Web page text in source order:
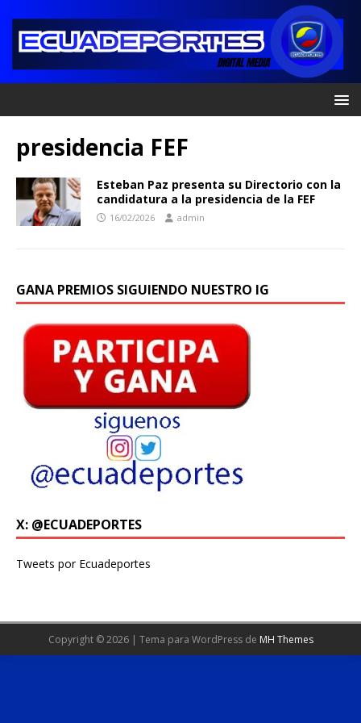
presidencia FEF
Esteban Paz presenta su Directorio con la
candidatura a la presidencia de la FEF
16/02/2026 admin
GANA PREMIOS SIGUIENDO NUESTRO IG
X: @ECUADEPORTES
Tweets por Ecuadeportes
Copyright © 2026 | Tema para WordPress de MH Themes